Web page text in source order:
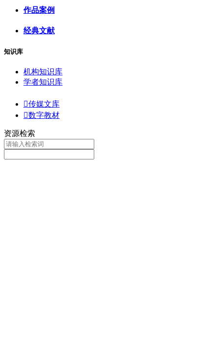
作品案例
经典文献
知识库
机构知识库
学者知识库
传媒文库
数字教材
资源检索